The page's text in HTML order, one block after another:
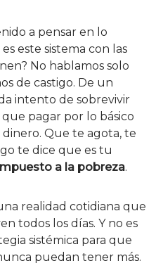
a pensar en lo
este sistema con las
No hablamos solo
de castigo. De un
intento de sobrevivir
pagar por lo básico
dinero. Que te agota, te
te dice que es tu
a la pobreza.
realidad cotidiana que
todos los días. Y no es
sistémica para que
puedan tener más.